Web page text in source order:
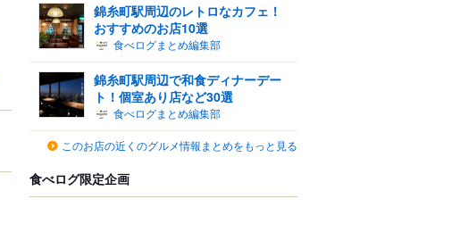
錦糸町駅周辺のレトロなカフェ！
おすすめのお店10選
食べログまとめ編集部
錦糸町駅周辺で和食ディナーデー
ト！個室あり店など30選
食べログまとめ編集部
このお店の近くのグルメ情報まとめをもっと見る
食べログ限定企画